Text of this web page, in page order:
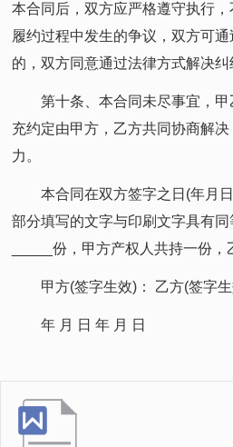
本合同后，双方应严格遵守执行
履约过程中发生的争议，双方可
的，双方同意通过法律方式解决纠
第十条、本合同未尽事宜，
充约定由甲方，乙方共同协商解
力。
本合同在双方签字之日(年月
部分填写的文字与印刷文字具有
_____份，甲方产权人共持一份，
甲方(签字生效)： 乙方(签字生
年 月 日 年 月 日